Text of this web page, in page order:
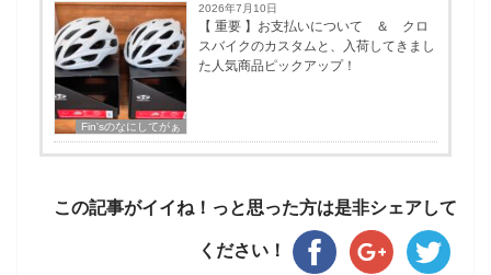
Fin'sのなにしてがぁ
2026年7月10日
【 重要 】お支払いについて ＆ クロ
スバイクのカスタムと、入荷してきまし
た人気商品ピックアップ！
この記事がイイね！っと思った方は是非シェアして
ください！